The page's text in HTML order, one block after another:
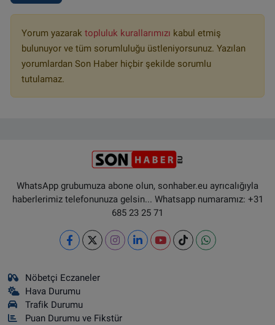
Yorum yazarak topluluk kurallarımızı kabul etmiş
bulunuyor ve tüm sorumluluğu üstleniyorsunuz. Yazılan
yorumlardan Son Haber hiçbir şekilde sorumlu
tutulamaz.
WhatsApp grubumuza abone olun, sonhaber.eu ayrıcalığıyla
haberlerimiz telefonunuza gelsin... Whatsapp numaramız: +31
685 23 25 71
Nöbetçi Eczaneler
Hava Durumu
Trafik Durumu
Puan Durumu ve Fikstür